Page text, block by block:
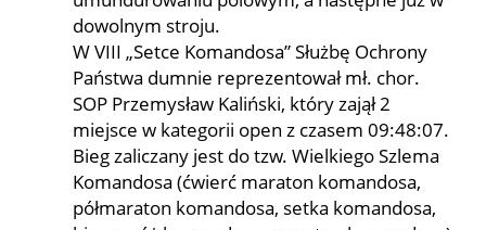
dowolnym stroju.
W VIII „Setce Komandosa” Służbę Ochrony
Państwa dumnie reprezentował mł. chor.
SOP Przemysław Kaliński, który zajął 2
miejsce w kategorii open z czasem 09:48:07.
Bieg zaliczany jest do tzw. Wielkiego Szlema
Komandosa (ćwierć maraton komandosa,
półmaraton komandosa, setka komandosa,